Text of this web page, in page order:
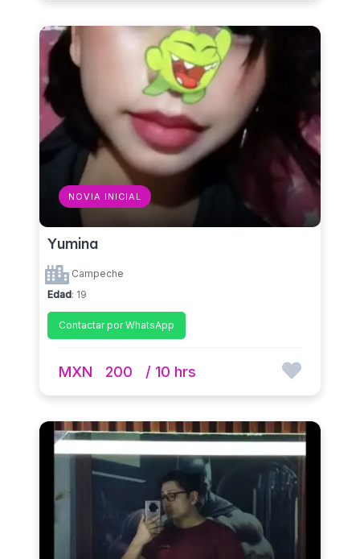
NOVIA INICIAL
Yumina
Campeche
Edad: 19
Contactar por WhatsApp
MXN 200 / 10 hrs